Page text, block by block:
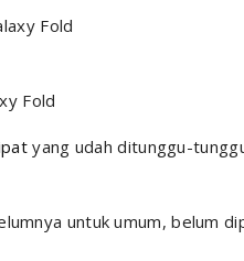
Fold
yang udah ditunggu-
untuk umum, belum